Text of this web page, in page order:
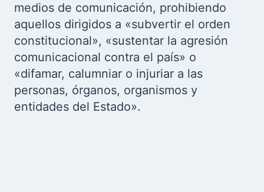
medios de comunicación, prohibiendo
aquellos dirigidos a «subvertir el orden
constitucional», «sustentar la agresión
comunicacional contra el país» o
«difamar, calumniar o injuriar a las
personas, órganos, organismos y
entidades del Estado».